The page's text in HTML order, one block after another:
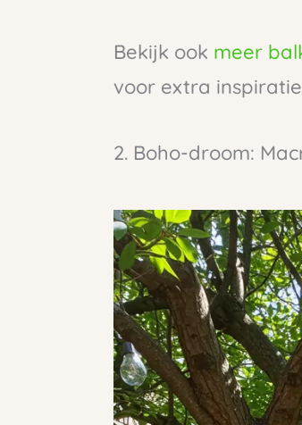
Bekijk ook meer
voor extra
2. Boho-droom: